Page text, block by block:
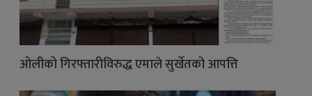
ओलीको गिरफ्तारीविरुद्ध एमाले सुर्खेतको आपत्ति